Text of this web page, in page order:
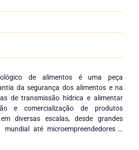
de alimentos é uma peça
da segurança dos alimentos e na
de transmissão hídrica e alimentar
e comercialização de produtos
diversas escalas, desde grandes
até microempreendedores e
e a falta de conhecimento sobre as